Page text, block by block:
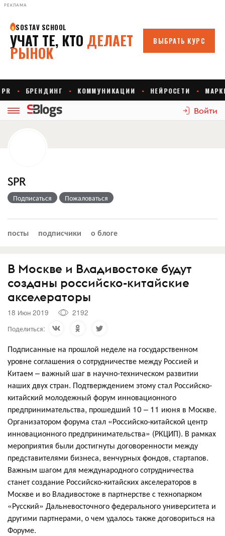
РЕКЛАМА
Войти
SPR
Подписаться Пожаловаться
посты подписчики о блоге
В Москве и Владивостоке будут
созданы российско-китайские
акселераторы
18 Июн 2019
2192
Поделиться:
Подписанные на прошлой неделе на государственном
уровне соглашения о сотрудничестве между Россией и
Китаем – важный шаг в научно-техническом развитии
наших двух стран. Подтверждением этому стал Российско-
китайский молодежный форум инновационного
предпринимательства, прошедший 10 – 11 июня в Москве.
Организатором форума стал «Российско-китайской центр
инновационного предпринимательства» (РКЦИП). В рамках
мероприятия были достигнуты договоренности между
представителями бизнеса, венчурных фондов, стартапов.
Важным шагом для международного сотрудничества
станет создание Российско-китайских акселераторов в
Москве и во Владивостоке в партнерстве с технопарком
«Русский» Дальневосточного федерального университета и
другими партнерами, о чем удалось также договориться на
Форуме.